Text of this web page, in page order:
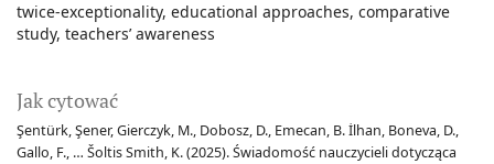
twice-exceptionality educational approaches comparative
study teachers’ awareness
Jak cytować
Şentürk, Şener, Gierczyk, M., Dobosz, D., Emecan, B. İlhan, Boneva, D.,
Gallo, F., … Šoltis Smith, K. (2025). Świadomość nauczycieli dotycząca